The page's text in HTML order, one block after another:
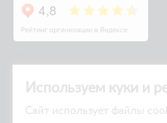
Используем куки и
Cайт использует файлы